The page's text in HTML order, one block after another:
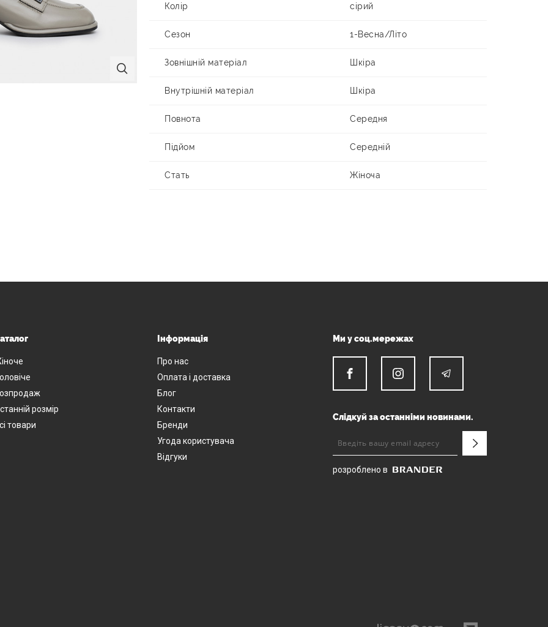
Колір сірий
Сезон 1-Весна/Літо
Зовнішній матеріал Шкіра
Внутрішній матеріал Шкіра
Повнота Середня
Підйом Середній
Стать Жіноча
розмір
товари
Інформація
Про нас
Оплата і доставка
Блог
Контакти
Бренди
Угода користувача
Відгуки
Ми у соц.мережах
Слідкуй за останніми новинами.
розроблено в